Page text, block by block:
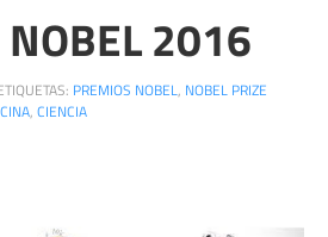
2016
PREMIOS NOBEL, NOBEL PRIZE
, CIENCIA